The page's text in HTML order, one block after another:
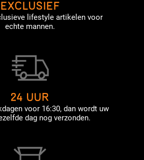
EXCLUSIEF
lifestyle artikelen voor
echte mannen.
24 UUR
voor 16:30, dan wordt uw
dag nog verzonden.